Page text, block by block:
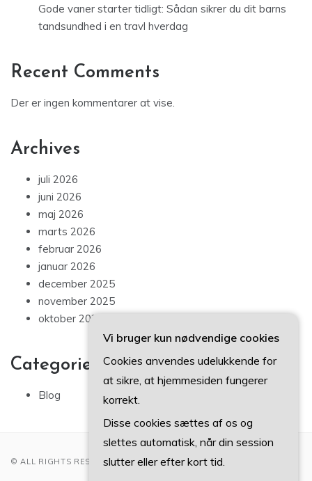
Gode vaner starter tidligt: Sådan sikrer du dit barns
tandsundhed i en travl hverdag
Recent Comments
Der er ingen kommentarer at vise.
Archives
juli 2026
juni 2026
maj 2026
marts 2026
februar 2026
januar 2026
december 2025
november 2025
oktober 2025
Categories
Blog
© ALL RIGHTS RESERVED 2022
Vi bruger kun nødvendige cookies
Cookies anvendes udelukkende for
at sikre, at hjemmesiden fungerer
korrekt.
Disse cookies sættes af os og
slettes automatisk, når din session
slutter eller efter kort tid.